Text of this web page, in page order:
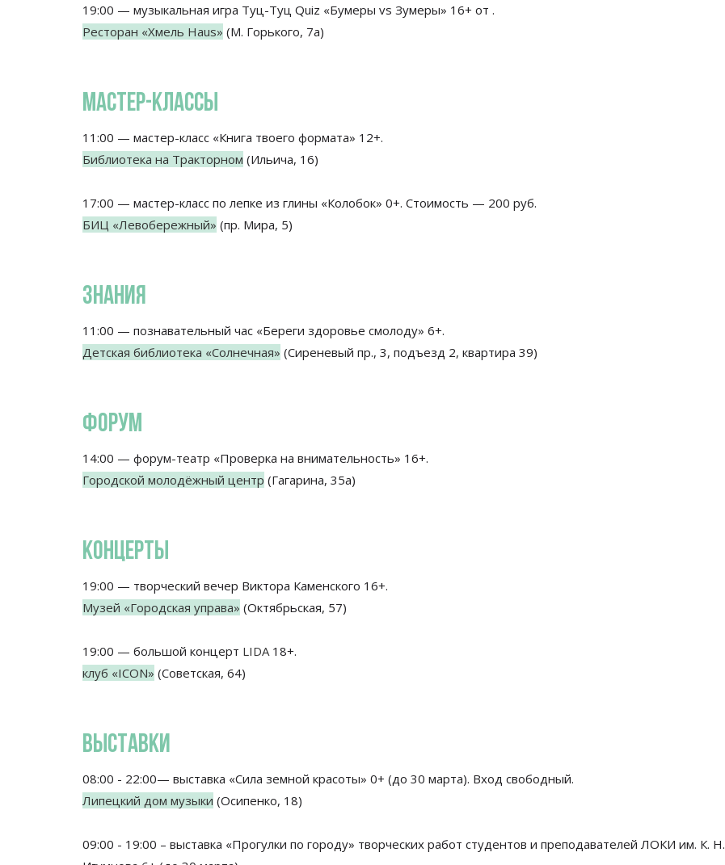
19:00 — музыкальная игра Туц-Туц Quiz «Бумеры vs Зумеры» 16+ от .
Ресторан «Хмель Haus» (М. Горького, 7а)
МАСТЕР-КЛАССЫ
11:00 — мастер-класс «Книга твоего формата» 12+.
Библиотека на Тракторном (Ильича, 16)
17:00 — мастер-класс по лепке из глины «Колобок» 0+. Стоимость — 200 руб.
БИЦ «Левобережный» (пр. Мира, 5)
ЗНАНИЯ
11:00 — познавательный час «Береги здоровье смолоду» 6+.
Детская библиотека «Солнечная» (Сиреневый пр., 3, подъезд 2, квартира 39)
ФОРУМ
14:00 — форум-театр «Проверка на внимательность» 16+.
Городской молодёжный центр (Гагарина, 35а)
КОНЦЕРТЫ
19:00 — творческий вечер Виктора Каменского 16+.
Музей «Городская управа» (Октябрьская, 57)
19:00 — большой концерт LIDA 18+.
клуб «ICON» (Советская, 64)
ВЫСТАВКИ
08:00 - 22:00— выставка «Сила земной красоты» 0+ (до 30 марта). Вход свободный.
Липецкий дом музыки (Осипенко, 18)
09:00 - 19:00 – выставка «Прогулки по городу» творческих работ студентов и преподавателей ЛОКИ им. К. Н.